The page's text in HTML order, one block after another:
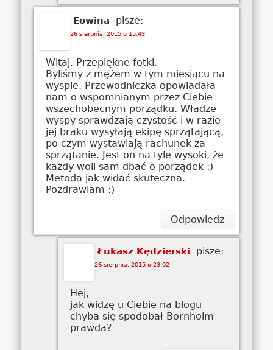
Eowina pisze:
26 sierpnia, 2015 o 15:43
Witaj. Przepiękne fotki.
Byliśmy z mężem w tym miesiącu na
wyspie. Przewodniczka opowiadała
nam o wspomnianym przez Ciebie
wszechobecnym porządku. Władze
wyspy sprawdzają czystość i w razie
jej braku wysyłają ekipę sprzątającą,
po czym wystawiają rachunek za
sprzątanie. Jest on na tyle wysoki, że
każdy woli sam dbać o porządek :)
Metoda jak widać skuteczna.
Pozdrawiam :)
Odpowiedz
Łukasz Kędzierski pisze:
26 sierpnia, 2015 o 23:02
Hej,
jak widzę u Ciebie na blogu
chyba się spodobał Bornholm
prawda?